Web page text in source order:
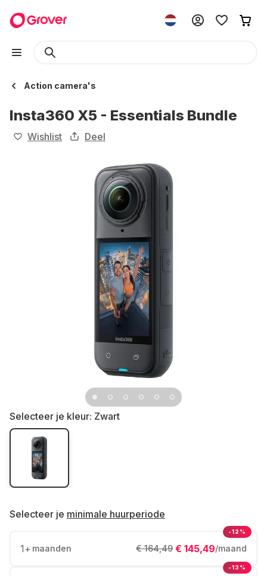
Action camera's
Insta360 X5 - Essentials Bundle
Wishlist Deel
Selecteer je kleur: Zwart
Selecteer je minimale huurperiode
1+ maanden € 145,49/maand
€ 164,49
-12%
-13%